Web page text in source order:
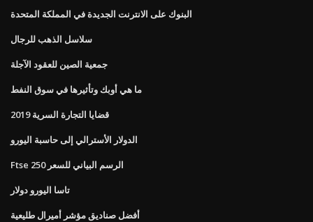
البنوك على الانترنت الجديدة في المملكة المتحدة
سلاسل الذهب للرجال
جمعية الصين للعقود الآجلة
ما هي أوبك وتأثيرها في سوق النفط
قضايا التجارة السرية 2019
الدولار الأسترالي إلى حاسبة اليورو
Ftse 250 الرسم البياني للسعر
تاسا اليورو دولار
أفضل صناديق مؤشر أميرال طليعية